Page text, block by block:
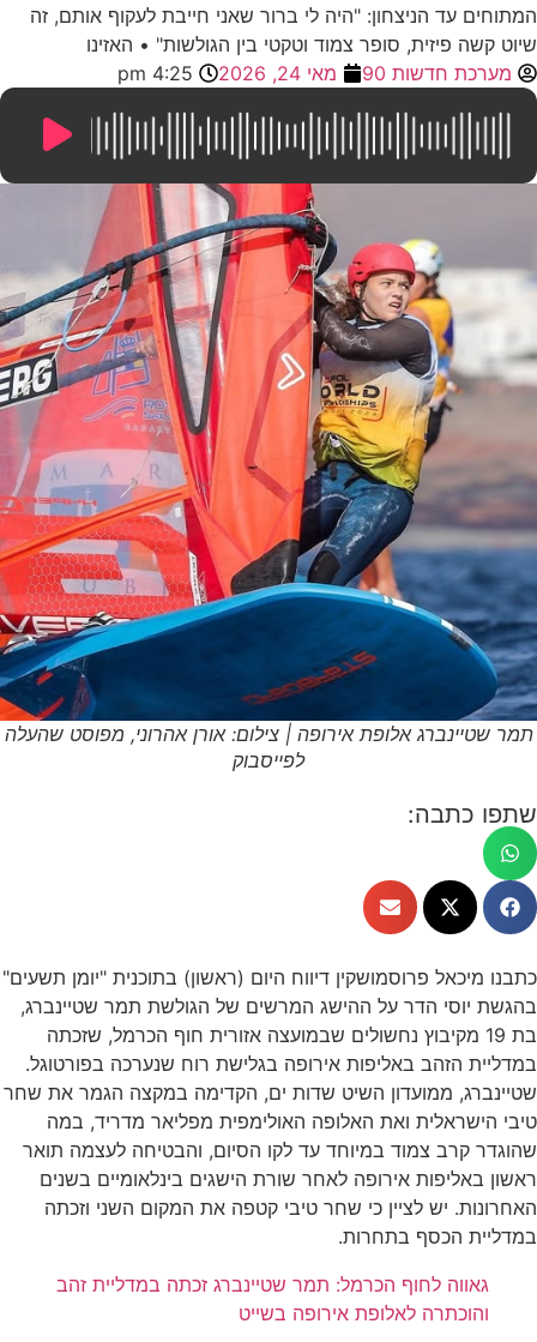
המתוחים עד הניצחון: "היה לי ברור שאני חייבת לעקוף אותם, זה
שיוט קשה פיזית, סופר צמוד וטקטי בין הגולשות" • האזינו
מערכת חדשות 90
מאי 24, 2026 4:25 pm
0:00
/
7:02
תמר שטיינברג אלופת אירופה | צילום: אורן אהרוני, מפוסט שהעלה
לפייסבוק
שתפו כתבה:
כתבנו מיכאל פרוסמושקין דיווח היום (ראשון) בתוכנית "יומן תשעים"
בהגשת יוסי הדר על ההישג המרשים של הגולשת תמר שטיינברג,
בת 19 מקיבוץ נחשולים שבמועצה אזורית חוף הכרמל, שזכתה
במדליית הזהב באליפות אירופה בגלישת רוח שנערכה בפורטוגל.
שטיינברג, ממועדון השיט שדות ים, הקדימה במקצה הגמר את שחר
טיבי הישראלית ואת האלופה האולימפית מפליאר מדריד, במה
שהוגדר קרב צמוד במיוחד עד לקו הסיום, והבטיחה לעצמה תואר
ראשון באליפות אירופה לאחר שורת הישגים בינלאומיים בשנים
האחרונות. יש לציין כי שחר טיבי קטפה את המקום השני וזכתה
במדליית הכסף בתחרות.
גאווה לחוף הכרמל: תמר שטיינברג זכתה במדליית זהב
והוכתרה לאלופת אירופה בשייט